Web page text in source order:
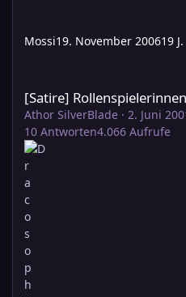
Mossi19. November 200619 J.
[Satire]
Athor SilverBlade · 2. Juni
10 Antworten4.066 Aufrufe